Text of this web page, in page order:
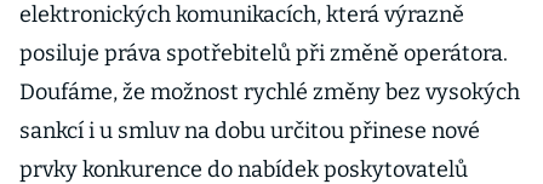
elektronických komunikacích, která výrazně
posiluje práva spotřebitelů při změně operátora.
Doufáme, že možnost rychlé změny bez vysokých
sankcí i u smluv na dobu určitou přinese nové
prvky konkurence do nabídek poskytovatelů